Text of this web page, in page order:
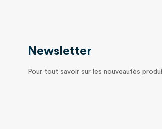
Newsletter
Pour tout savoir sur les nouveautés